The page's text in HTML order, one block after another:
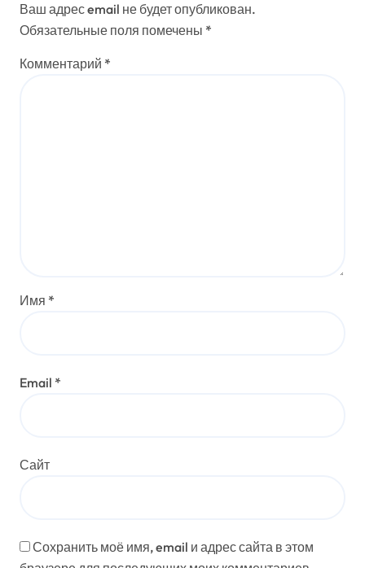
Ваш адрес email не будет опубликован.
Обязательные поля помечены *
Комментарий *
Имя *
Email *
Сайт
Сохранить моё имя, email и адрес сайта в этом